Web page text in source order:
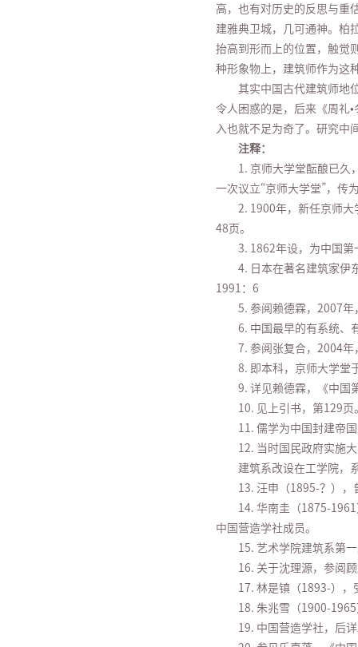
高，也有对历史的反思与重
建雅典卫城，几可通神。柏
抬高到形而上的位置，触觉
种形象物上，建筑师作为这
其实中国古代建筑师地
令人困惑的是，后来《周礼
入也就不足为奇了。研究中
注释：
1. 京师大学堂酝酿已久
一次议立“京师大学堂”，传
2. 1900年，新任京师
48页。
3. 1862年设，为中国
4. 日本在著名建筑家伊
1991：6
5. 参阅赖德霖，2007
6. 中国最早的有系统、
7. 参阅张复合，2004
8. 即本科，京师大学堂
9. 详见赖德霖，《中国
10. 见上引书，第129页
11. 儒学为中国封建帝
12. 当时国民政府实施
建筑系改设在工学院，
13. 汪申（1895-？）
14. 华南圭（1875-
中国营造学社成员。
15. 艺术学院建筑系第
16. 关于沈理源，参阅
17. 林是镇（1893-）
18. 朱兆雪（1900-
19. 中国营造学社，后